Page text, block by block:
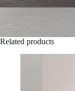
Related products